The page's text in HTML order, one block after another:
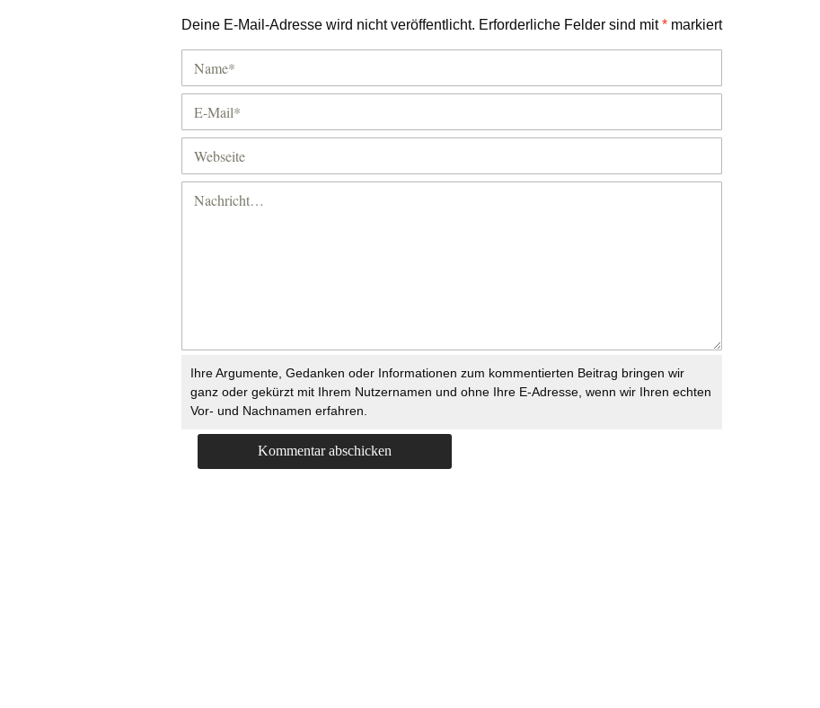
Deine E-Mail-Adresse wird nicht veröffentlicht. Erforderliche Felder sind mit* markiert
Ihre Argumente, Gedanken oder Informationen zum kommentierten Beitrag bringen wir
ganz oder gekürzt mit Ihrem Nutzernamen und ohne Ihre E-Adresse, wenn wir Ihren echten
Vor- und Nachnamen erfahren.